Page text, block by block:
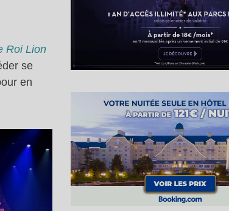
Roi Lion
se
en